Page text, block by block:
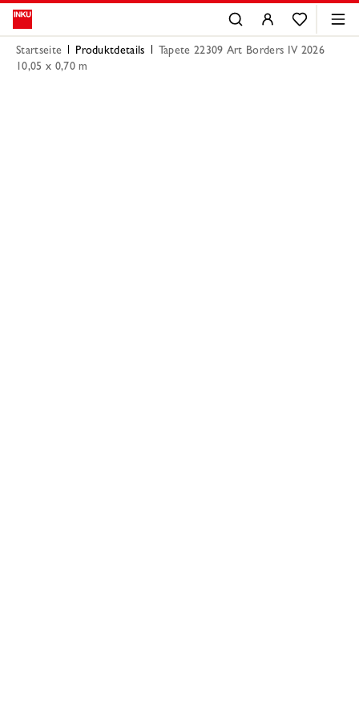
Startseite Produktdetails
Tapete 22309 Art Borders IV 2026
10,05 x 0,70 m